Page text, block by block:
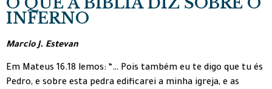
INFERNO
Marcio J. Estevan
Em Mateus 16.18 lemos: “… Pois também eu te digo que tu és
Pedro, e sobre esta pedra edificarei a minha igreja, e as